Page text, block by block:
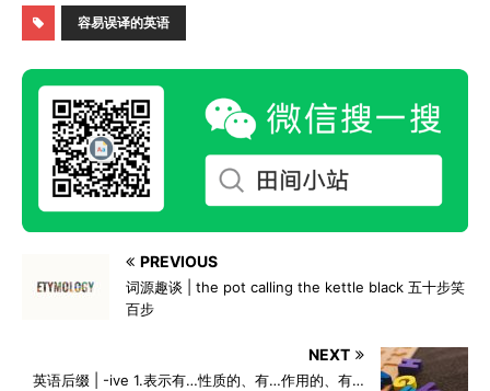
容易误译的英语
PREVIOUS
词源趣谈 | the pot calling the kettle black 五十步笑
百步
NEXT
英语后缀 | -ive 1.表示有…性质的、有…作用的、有…